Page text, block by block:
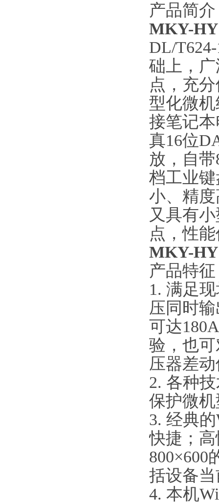
产品简介
MKY-
DL/
础上，
点，充
型化微
接笔记
真16位
放，自
档工业
小、精
又具有
点，性
MKY-
产品特征
1. 满足
压同时
可达
验，也
压器差
2. 各种
保护微
3. 经典
快捷；
800×600
括设备
4. 本机